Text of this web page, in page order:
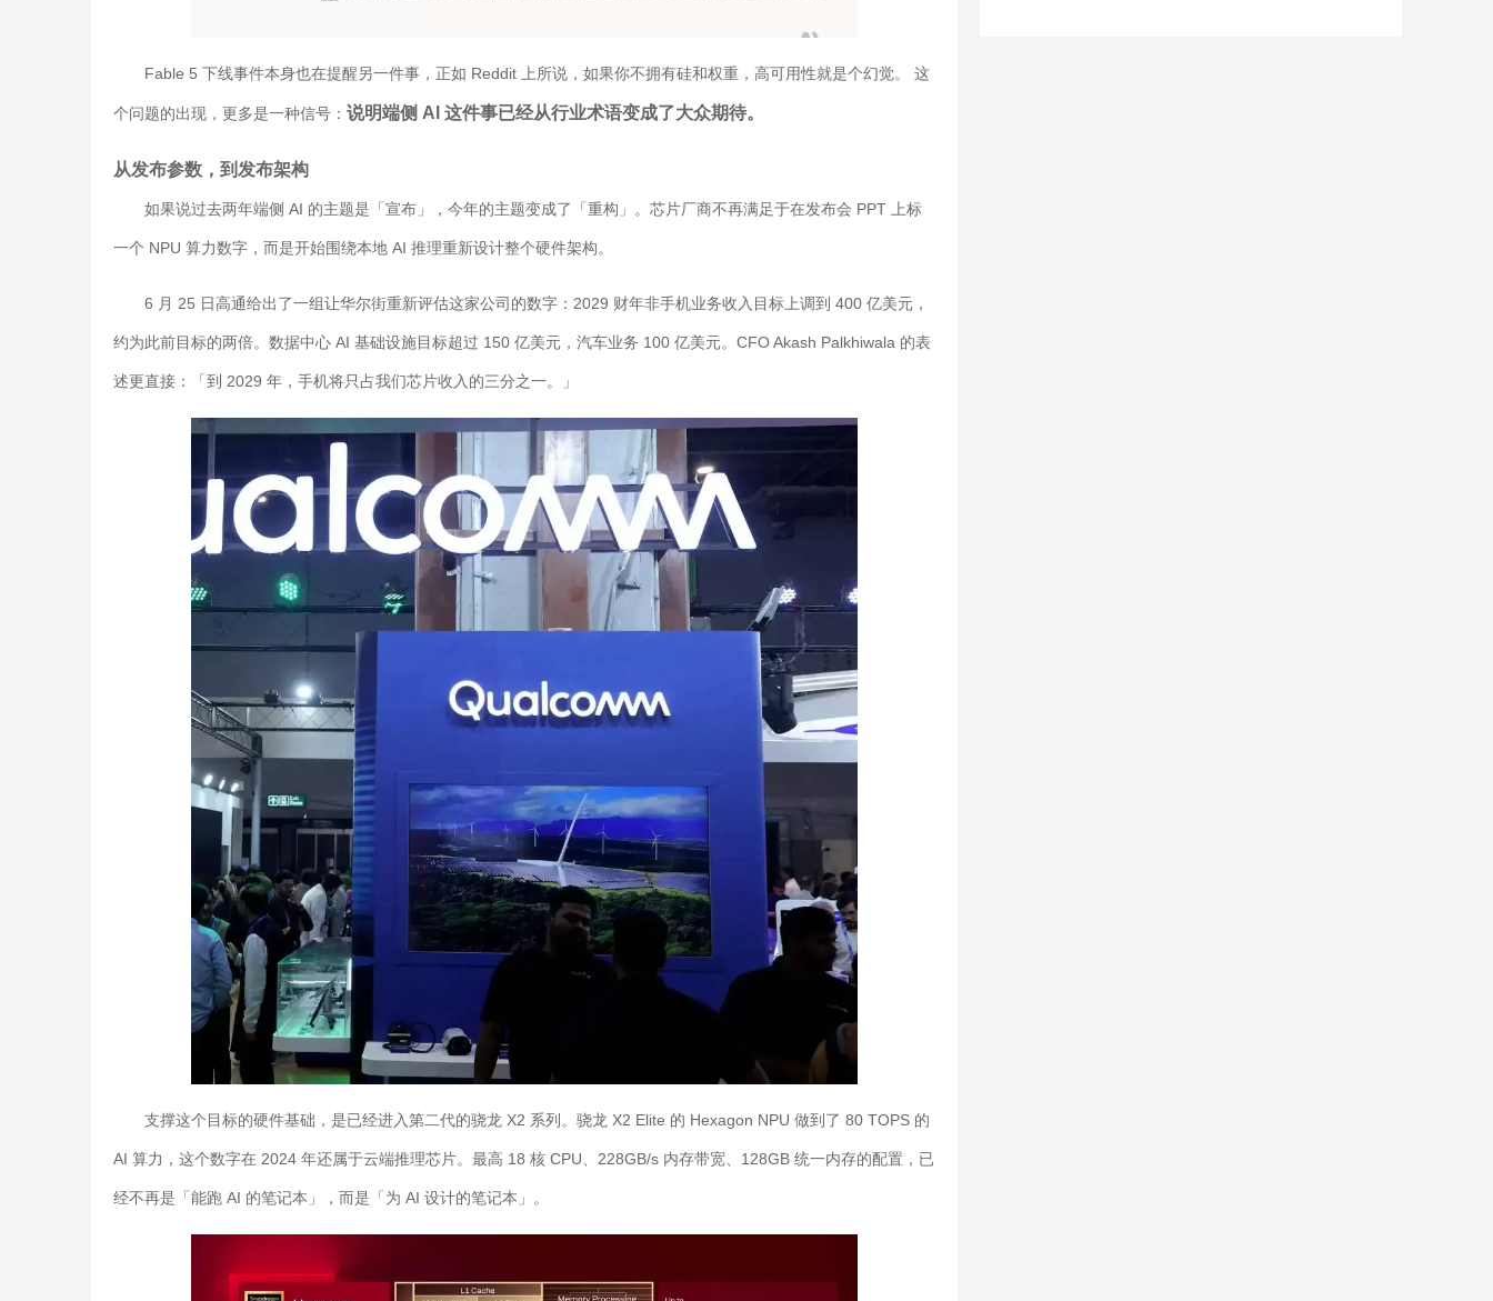
Fable 5 下线事件本身也在提醒另一件事，正如 Reddit 上所说，如果你不拥有硅和权重，高可用性就是个幻觉。 这
个问题的出现，更多是一种信号： 说明端侧 AI 这件事已经从行业术语变成了大众期待。
从发布参数，到发布架构
如果说过去两年端侧 AI 的主题是「宣布」，今年的主题变成了「重构」。芯片厂商不再满足于在发布会 PPT 上标
一个 NPU 算力数字，而是开始围绕本地 AI 推理重新设计整个硬件架构。
6 月 25 日高通给出了一组让华尔街重新评估这家公司的数字：2029 财年非手机业务收入目标上调到 400 亿美元，
约为此前目标的两倍。数据中心 AI 基础设施目标超过 150 亿美元，汽车业务 100 亿美元。CFO Akash Palkhiwala 的表
述更直接：「到 2029 年，手机将只占我们芯片收入的三分之一。」
支撑这个目标的硬件基础，是已经进入第二代的骁龙 X2 系列。骁龙 X2 Elite 的 Hexagon NPU 做到了 80 TOPS 的
AI 算力，这个数字在 2024 年还属于云端推理芯片。最高 18 核 CPU、228GB/s 内存带宽、128GB 统一内存的配置，已
经不再是「能跑 AI 的笔记本」，而是「为 AI 设计的笔记本」。